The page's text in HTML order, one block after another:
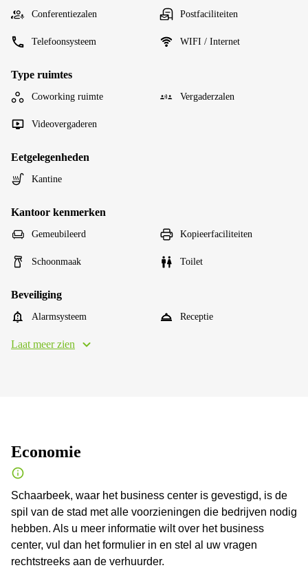
Conferentiezalen Postfaciliteiten
Telefoonsysteem WIFI / Internet
Type ruimtes
Coworking ruimte Vergaderzalen
Videovergaderen
Eetgelegenheden
Kantine
Kantoor kenmerken
Gemeubileerd Kopieerfaciliteiten
Schoonmaak Toilet
Beveiliging
Alarmsysteem Receptie
Laat meer zien
Economie
Schaarbeek, waar het business center is gevestigd, is de
spil van de stad met alle voorzieningen die bedrijven nodig
hebben. Als u meer informatie wilt over het business
center, vul dan het formulier in en stel al uw vragen
rechtstreeks aan de verhuurder.